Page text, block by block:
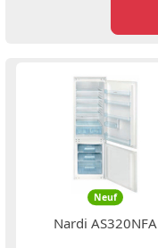
Neuf
Nardi AS320NFA